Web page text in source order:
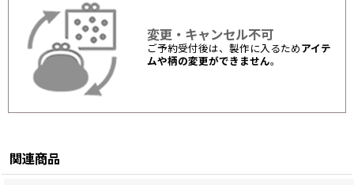
変更・キャンセル不可
ご予約受付後は、製作に入るため アイテ
ムや柄の変更ができません。
関連商品